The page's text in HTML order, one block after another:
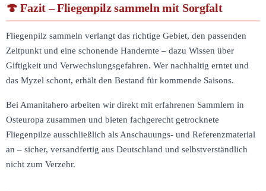
Fazit – Fliegenpilz sammeln mit Sorgfalt
Fliegenpilz sammeln verlangt das richtige Gebiet, den passenden
Zeitpunkt und eine schonende Handernte – dazu Wissen über
Giftigkeit und Verwechslungsgefahren. Wer nachhaltig erntet und
das Myzel schont, erhält den Bestand für kommende Saisons.
Bei Amanitahero arbeiten wir direkt mit erfahrenen Sammlern in
Osteuropa zusammen und bieten fachgerecht getrocknete
Fliegenpilze ausschließlich als Anschauungs- und Referenzmaterial
an – sicher, versandfertig aus Deutschland und selbstverständlich
nicht zum Verzehr.